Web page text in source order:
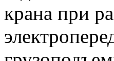
крана при